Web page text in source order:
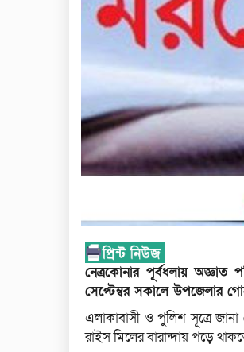
নেত্রকোনার পূর্বধলায়
সেপ্টেম্বর সকালে উপজেলার
এলাকাবাসী ও পুলিশ সূত্রে
রাইস মিলের বারান্দায় পড়ে